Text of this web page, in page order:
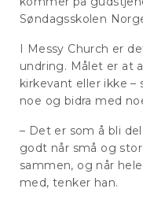
Søndagsskolen
I Messy Church er
undring. Målet er at
kirkevant eller ikke –
noe og bidra med
– Det er som å bli
godt når små og
sammen, og når
med, tenker han.